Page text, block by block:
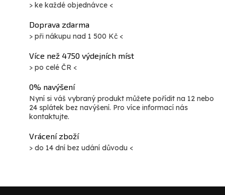
> ke každé objednávce <
Doprava zdarma
> při nákupu nad 1 500 Kč <
Více než 4750 výdejních míst
> po celé ČR <
0% navýšení
Nyní si váš vybraný produkt můžete pořídit na 12 nebo
24 splátek bez navýšení. Pro více informací nás
kontaktujte.
Vrácení zboží
> do 14 dní bez udání důvodu <